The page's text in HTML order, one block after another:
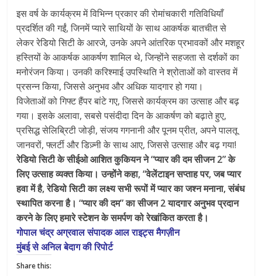
इस वर्ष के कार्यक्रम में विभिन्न प्रकार की रोमांचकारी गतिविधियाँ
प्रदर्शित की गईं, जिनमें प्यारे साथियों के साथ आकर्षक बातचीत से
लेकर रेडियो सिटी के आरजे, उनके अपने आंतरिक प्रभावकों और मशहूर
हस्तियों के आकर्षक आकर्षण शामिल थे, जिन्होंने सहजता से दर्शकों का
मनोरंजन किया। उनकी करिश्माई उपस्थिति ने श्रोताओं को वास्तव में
प्रसन्न किया, जिससे अनुभव और अधिक यादगार हो गया।
विजेताओं को गिफ्ट हैंपर बांटे गए, जिससे कार्यक्रम का उत्साह और बढ़
गया। इसके अलावा, सबसे पसंदीदा दिन के आकर्षण को बढ़ाते हुए,
प्रसिद्ध सेलिब्रिटी जोड़ी, संजय गगनानी और पूनम प्रीत, अपने पालतू
जानवरों, फ्लर्टी और डिज़्नी के साथ आए, जिससे उत्साह और बढ़ गया!
रेडियो सिटी के सीईओ आशित कुकियन ने “प्यार की दम सीजन 2” के
लिए उत्साह व्यक्त किया। उन्होंने कहा, “वेलेंटाइन सप्ताह पर, जब प्यार
हवा में है, रेडियो सिटी का लक्ष्य सभी रूपों में प्यार का जश्न मनाना, संबंध
स्थापित करना है। “प्यार की दम” का सीजन 2 यादगार अनुभव प्रदान
करने के लिए हमारे स्टेशन के समर्पण को रेखांकित करता है।
गोपाल चंद्र अग्रवाल संपादक आल राइट्स मैगज़ीन
मुंबई से अनिल बेदाग की रिपोर्ट
Share this: